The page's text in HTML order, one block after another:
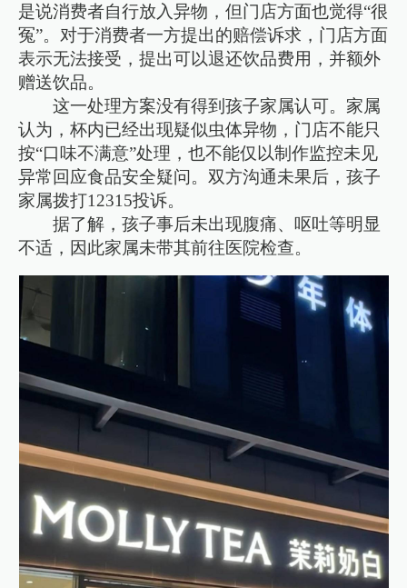
是说消费者自行放入异物，但门店方面也觉得“很
冤”。对于消费者一方提出的赔偿诉求，门店方面
表示无法接受，提出可以退还饮品费用，并额外
赠送饮品。
这一处理方案没有得到孩子家属认可。家属
认为，杯内已经出现疑似虫体异物，门店不能只
按“口味不满意”处理，也不能仅以制作监控未见
异常回应食品安全疑问。双方沟通未果后，孩子
家属拨打12315投诉。
据了解，孩子事后未出现腹痛、呕吐等明显
不适，因此家属未带其前往医院检查。